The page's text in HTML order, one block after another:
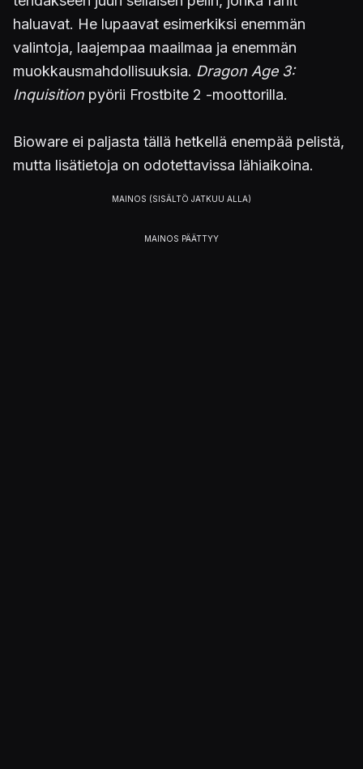
haluavat. He lupaavat esimerkiksi enemmän
valintoja, laajempaa maailmaa ja enemmän
muokkausmahdollisuuksia. Dragon Age 3:
Inquisition pyörii Frostbite 2 -moottorilla.
Bioware ei paljasta tällä hetkellä enempää pelistä,
mutta lisätietoja on odotettavissa lähiaikoina.